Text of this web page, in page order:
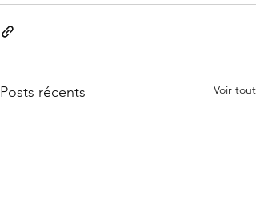
Posts récents Voir tout